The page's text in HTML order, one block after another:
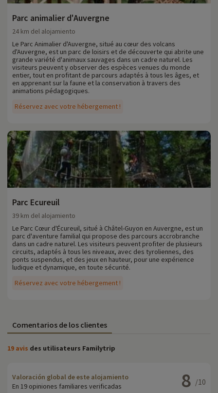
Parc animalier d'Auvergne
Réservez avec votre hébergement !
24 km del alojamiento
Le Parc Animalier d'Auvergne, situé au cœur des volcans
d'Auvergne, est un parc de loisirs et de découverte qui abrite une
grande variété d'animaux sauvages dans un cadre naturel. Les
visiteurs peuvent y observer des espèces venues du monde
entier, tout en profitant de parcours adaptés à tous les âges, et
en apprenant sur la faune et la conservation à travers des
animations pédagogiques.
Parc Ecureuil
Réservez avec votre hébergement !
39 km del alojamiento
Le Parc Cœur d'Écureuil, situé à Châtel-Guyon en Auvergne, est un
parc d'aventure familial qui propose des parcours accrobranche
dans un cadre naturel. Les visiteurs peuvent profiter de plusieurs
circuits, adaptés à tous les niveaux, avec des tyroliennes, des
ponts suspendus, et des jeux en hauteur, pour une expérience
ludique et dynamique, en toute sécurité.
Comentarios de los clientes
19 avis des utilisateurs Familytrip
Valoración global de este alojamiento
En 19 opiniones familiares verificadas
8 /10